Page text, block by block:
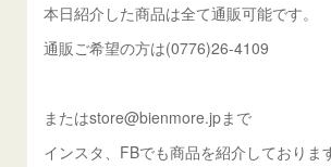
本日紹介した商品は全て通販可能です。
通販ご希望の方は(0776)26-4109
またはstore@bienmore.jpまで
インスタ、FBでも商品を紹介しております